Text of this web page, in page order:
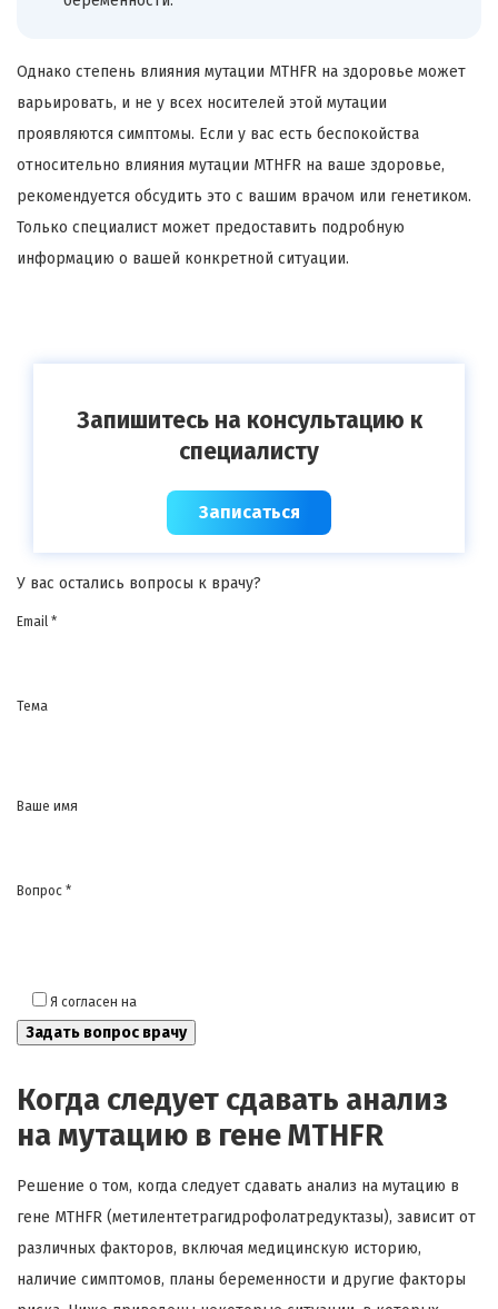
Однако степень влияния мутации MTHFR на здоровье может
варьировать, и не у всех носителей этой мутации
проявляются симптомы. Если у вас есть беспокойства
относительно влияния мутации MTHFR на ваше здоровье,
рекомендуется обсудить это с вашим врачом или генетиком.
Только специалист может предоставить подробную
информацию о вашей конкретной ситуации.
Запишитесь на консультацию к
специалисту
Записаться
У вас остались вопросы к врачу?
Email *
Тема
Ваше имя
Вопрос *
Я согласен на
Когда следует сдавать анализ
на мутацию в гене MTHFR
Решение о том, когда следует сдавать анализ на мутацию в
гене MTHFR (метилентетрагидрофолатредуктазы), зависит от
различных факторов, включая медицинскую историю,
наличие симптомов, планы беременности и другие факторы